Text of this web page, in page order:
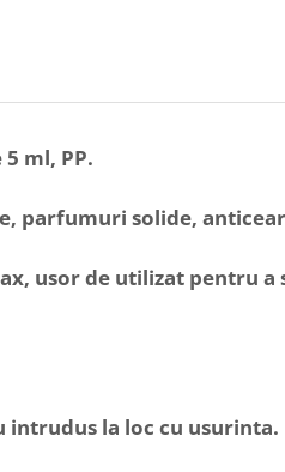
ml, PP.
parfumuri solide,
usor de utilizat pentru
intrudus la loc cu usurinta.